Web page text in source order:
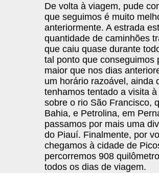
De volta à viagem, pude
que seguimos é muito
anteriormente. A estrada
quantidade de caminhões
que caiu quase durante
tal ponto que conseguimos
maior que nos dias
um horário razoável, ainda
tenhamos tentado a visita
sobre o rio São Francisco,
Bahia, e Petrolina, em
passamos por mais uma
do Piauí. Finalmente, por
chegamos à cidade de
percorremos 908
todos os dias de viagem.